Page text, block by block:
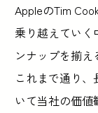
AppleのTim
乗り越えていく
ンナップを揃え
これまで通り
いて当社の価